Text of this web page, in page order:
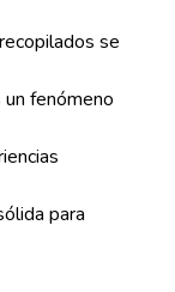
se
fenómeno
para